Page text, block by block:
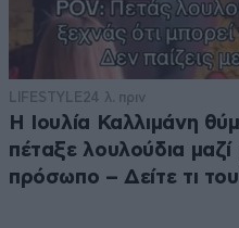
LIFESTYLE 24 λ. πριν
Η Ιουλία Καλλιμάνη
πέταξε λουλούδια
πρόσωπο – Δείτε τι του